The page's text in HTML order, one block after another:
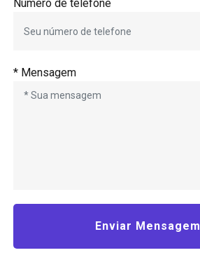
Número de telefone
* Mensagem
Enviar Mensagem